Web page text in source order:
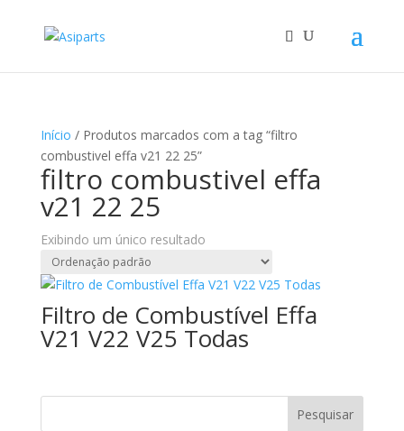
Início / Produtos marcados com a tag “filtro
combustivel effa v21 22 25”
filtro combustivel effa
v21 22 25
Exibindo um único resultado
Filtro de Combustível Effa
V21 V22 V25 Todas
Pesquisar